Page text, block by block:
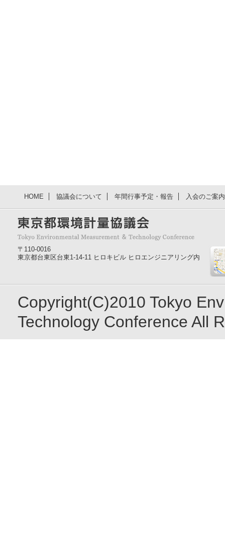
HOME 協議会について 年間行事予定・報告 入会のご案
〒110-0016
東京都台東区台東1-14-11 ヒロキビル ヒロエンジニアリング内
Copyright(C)2010 Tokyo
Technology Conference All